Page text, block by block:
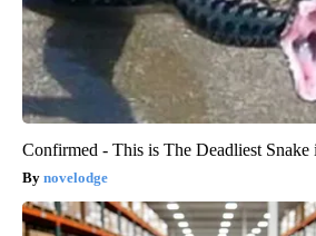
Confirmed - This is The Deadliest Snake
novelodge